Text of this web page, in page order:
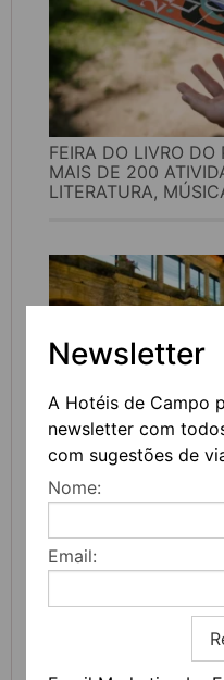
Newsletter
A Hotéis de Campo
newsletter com
com sugestões de
Nome:
Email:
FEIRA DO LIVRO DO
MAIS DE 200
LITERATURA,
UVVA REGRESSA A
CELEBRAR O